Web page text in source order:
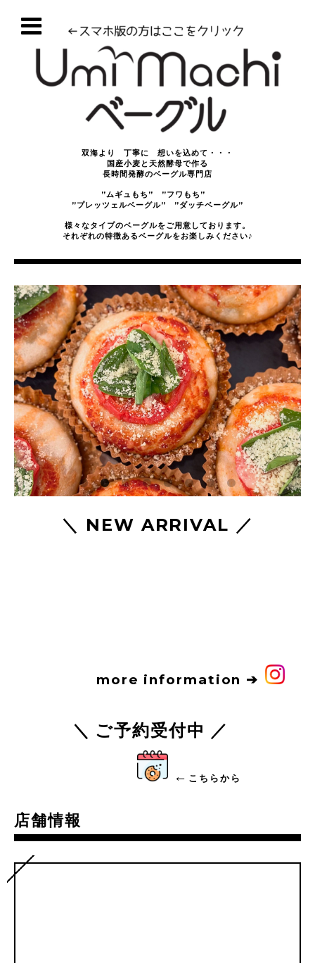
双海より 丁寧に 想いを込めて・・・
国産小麦と天然酵母で作る
長時間発酵のベーグル専門店
”ムギュもち” ”フワもち”
”プレッツェルベーグル” ”ダッチベーグル”
様々なタイプのベーグルをご用意しております。
それぞれの特徴あるベーグルをお楽しみください♪
＼ NEW ARRIVAL ／
more information ➔
＼ ご予約受付中 ／
← こちらから
店舗情報